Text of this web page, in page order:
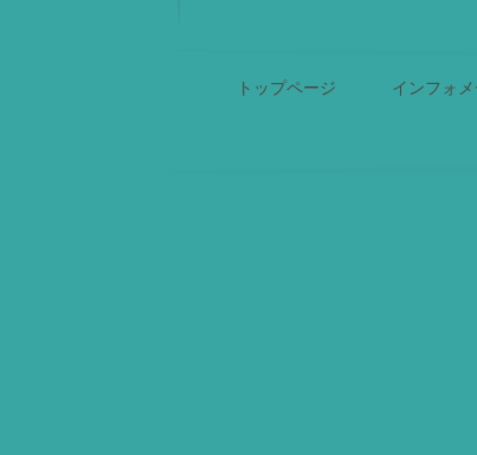
トップページ インフォ